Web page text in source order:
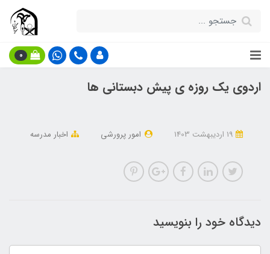
0
اردوی یک روزه ی پیش دبستانی ها
امور پرورشی اخبار مدرسه
دیدگاه خود را بنویسید